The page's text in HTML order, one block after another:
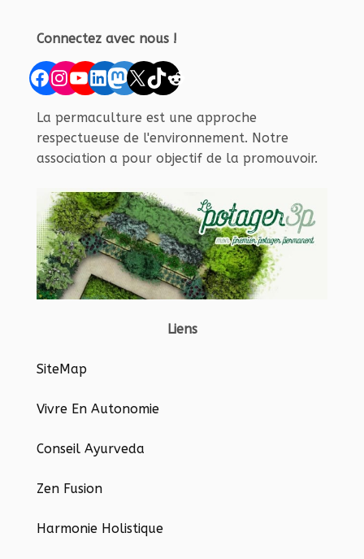
Connectez avec nous !
Facebook
Instagram
YouTube
LinkedIn
Mastodon
X TikTok
Reddit
La permaculture est une approche
respectueuse de l'environnement. Notre
association a pour objectif de la promouvoir.
Liens
SiteMap
Vivre En Autonomie
Conseil Ayurveda
Zen Fusion
Harmonie Holistique